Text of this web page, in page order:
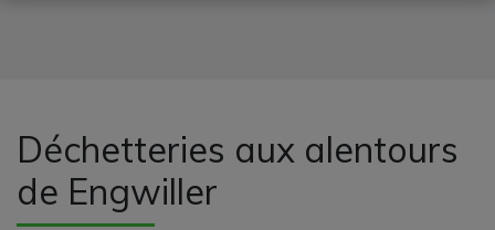
Déchetteries aux alentours
de Engwiller